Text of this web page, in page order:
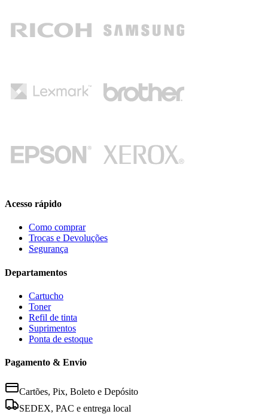
Acesso rápido
Como comprar
Trocas e Devoluções
Segurança
Departamentos
Cartucho
Toner
Refil de tinta
Suprimentos
Ponta de estoque
Pagamento & Envio
Cartões, Pix, Boleto e Depósito
SEDEX, PAC e entrega local